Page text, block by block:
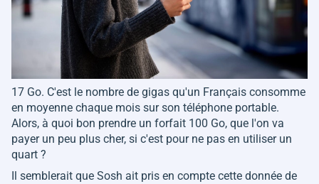
17 Go. C'est le nombre de gigas qu'un Français consomme
en moyenne chaque mois sur son téléphone portable.
Alors, à quoi bon prendre un forfait 100 Go, que l'on va
payer un peu plus cher, si c'est pour ne pas en utiliser un
quart ?
Il semblerait que Sosh ait pris en compte cette donnée de